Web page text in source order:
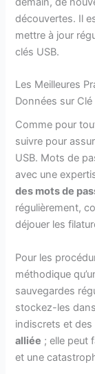
découvertes. Il
mettre à jour
clés USB.
Les Meilleures
Données sur Clé
Comme pour
suivre pour
USB. Mots de
avec une
des mots de
régulièrement,
déjouer les
Pour les
méthodique
sauvegardes
stockez-les
indiscrets et
alliée ; elle peut
et une